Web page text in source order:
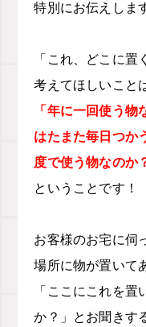
特別にお伝えしま
「これ、どこに
考えてほしいこと
「年に一回使う物
はたまた毎日つか
度で使う物なのか
ということです！
お客様のお宅に伺
場所に物が置いて
「ここにこれを
か？」とお聞きす